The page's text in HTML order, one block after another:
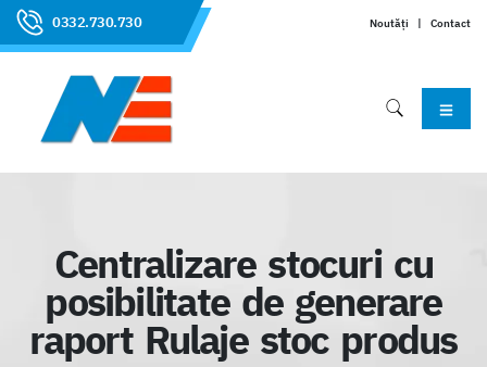
0332.730.730 Noutăți | Contact
Centralizare stocuri cu
posibilitate de generare
raport Rulaje stoc produs